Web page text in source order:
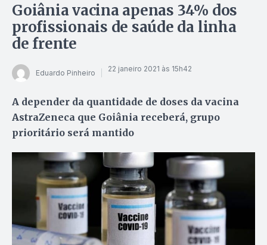
Goiânia vacina apenas 34% dos
profissionais de saúde da linha
de frente
Eduardo Pinheiro 22 janeiro 2021 às 15h42
A depender da quantidade de doses da vacina
AstraZeneca que Goiânia receberá, grupo
prioritário será mantido